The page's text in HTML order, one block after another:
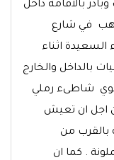
بالاقامة داخل
في شارع
السعيدة اثناء
بالداخل والخارج
شاطىء رملي
اجل ان تعيش
بالقرب من
. كما ان